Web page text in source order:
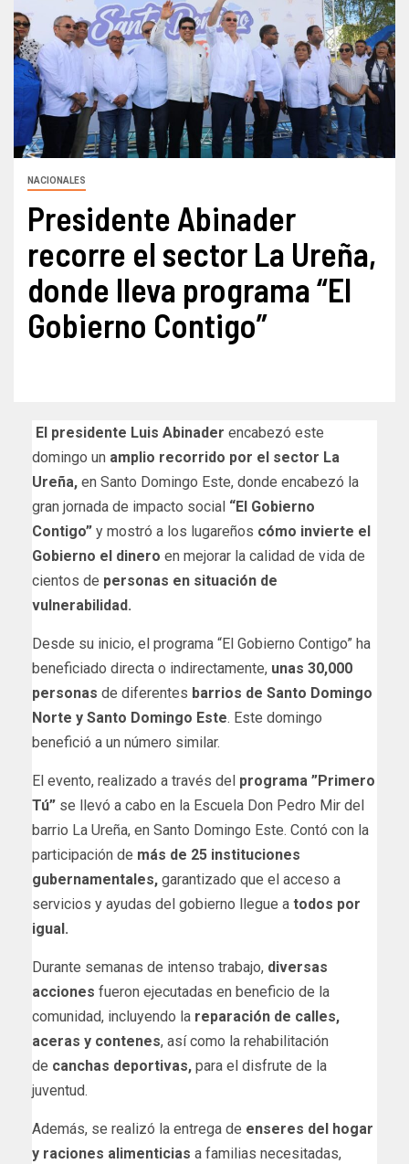
NACIONALES
Presidente Abinader
recorre el sector La Ureña,
donde lleva programa “El
Gobierno Contigo”
El presidente Luis Abinader encabezó este
domingo un amplio recorrido por el sector La
Ureña, en Santo Domingo Este, donde encabezó la
gran jornada de impacto social “El Gobierno
Contigo” y mostró a los lugareños cómo invierte el
Gobierno el dinero en mejorar la calidad de vida de
cientos de personas en situación de
vulnerabilidad.
Desde su inicio, el programa “El Gobierno Contigo” ha
beneficiado directa o indirectamente, unas 30,000
personas de diferentes barrios de Santo Domingo
Norte y Santo Domingo Este. Este domingo
benefició a un número similar.
El evento, realizado a través del programa ”Primero
Tú” se llevó a cabo en la Escuela Don Pedro Mir del
barrio La Ureña, en Santo Domingo Este. Contó con la
participación de más de 25 instituciones
gubernamentales, garantizado que el acceso a
servicios y ayudas del gobierno llegue a todos por
igual.
Durante semanas de intenso trabajo, diversas
acciones fueron ejecutadas en beneficio de la
comunidad, incluyendo la reparación de calles,
aceras y contenes, así como la rehabilitación
de canchas deportivas, para el disfrute de la
juventud.
Además, se realizó la entrega de enseres del hogar
y raciones alimenticias a familias necesitadas,